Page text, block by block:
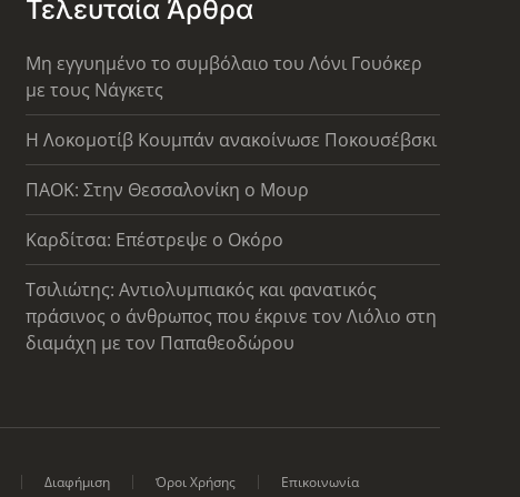
Τελευταία Άρθρα
Μη εγγυημένο το συμβόλαιο του Λόνι Γουόκερ
με τους Νάγκετς
Η Λοκομοτίβ Κουμπάν ανακοίνωσε Ποκουσέβσκι
ΠΑΟΚ: Στην Θεσσαλονίκη ο Μουρ
Καρδίτσα: Επέστρεψε ο Οκόρο
Τσιλιώτης: Αντιολυμπιακός και φανατικός
πράσινος ο άνθρωπος που έκρινε τον Λιόλιο στη
διαμάχη με τον Παπαθεοδώρου
Διαφήμιση Όροι Χρήσης Επικοινωνία